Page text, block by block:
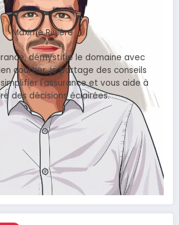
Maxime Rivière
démystifie le domaine avec
courtier, je partage des conseils
l'assurance et vous aide à
des décisions éclairées.